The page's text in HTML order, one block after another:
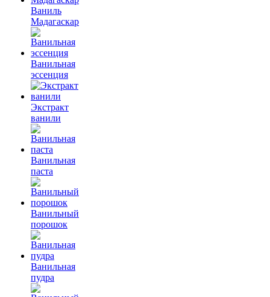
Ваниль
Мадагаскар
Ванильная
эссенция
Экстракт
ванили
Ванильная
паста
Ванильный
порошок
Ванильная
пудра